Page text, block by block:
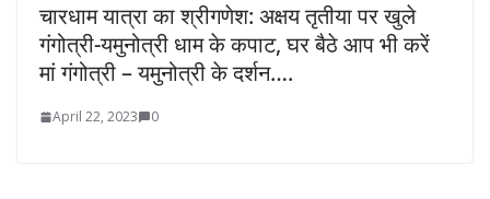
चारधाम यात्रा का श्रीगणेश: अक्षय तृतीया पर खुले
गंगोत्री-यमुनोत्री धाम के कपाट, घर बैठे आप भी करें
मां गंगोत्री – यमुनोत्री के दर्शन….
April 22, 2023 0